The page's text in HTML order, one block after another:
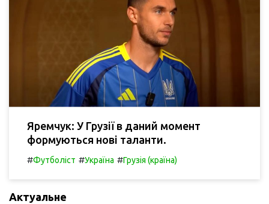
Яремчук: У Грузії в даний момент
формуються нові таланти.
#Футболіст #Україна #Грузія (країна)
Актуальне